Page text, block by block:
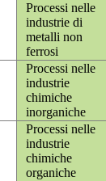
Processi nelle
industrie di
metalli non
ferrosi
Processi nelle
industrie
chimiche
inorganiche
Processi nelle
industrie
chimiche
organiche